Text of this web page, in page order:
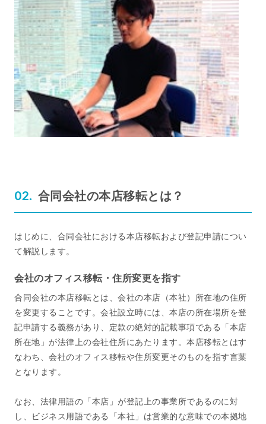
合同会社の本店移転とは？
はじめに、合同会社における本店移転および登記申請につい
て解説します。
会社のオフィス移転・住所変更を指す
合同会社の本店移転とは、会社の本店（本社）所在地の住所
を変更することです。会社設立時には、本店の所在場所を登
記申請する義務があり、定款の絶対的記載事項である「本店
所在地」が法律上の会社住所にあたります。本店移転とはす
なわち、会社のオフィス移転や住所変更そのものを指す言葉
となります。
なお、法律用語の「本店」が登記上の事業所であるのに対
し、ビジネス用語である「本社」は営業的な意味での本拠地